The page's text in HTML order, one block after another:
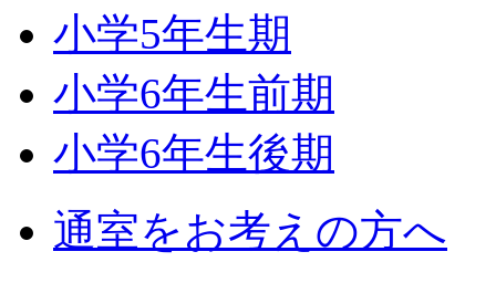
小学5年生期
小学6年生前期
小学6年生後期
通室をお考えの方へ